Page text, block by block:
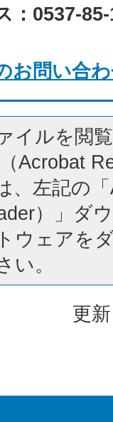
：0537-
お問い合
イルを閲
Acrobat
、左記の
）」ダ
ウェアを
い。
更